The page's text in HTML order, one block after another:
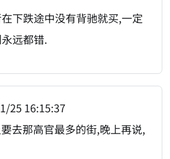
下跌途中没有背驰就买,一定
远都错.
25 16:15:37
去那高官最多的街,晚上再说,